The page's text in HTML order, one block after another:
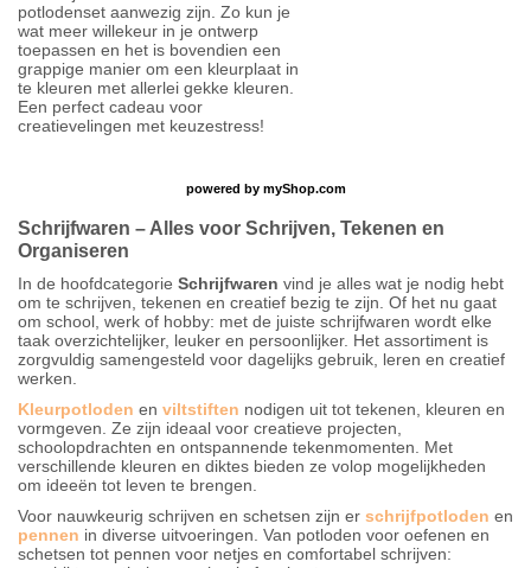
potlodenset aanwezig zijn. Zo kun je
wat meer willekeur in je ontwerp
toepassen en het is bovendien een
grappige manier om een kleurplaat in
te kleuren met allerlei gekke kleuren.
Een perfect cadeau voor
creatievelingen met keuzestress!
powered by myShop.com
Schrijfwaren – Alles voor Schrijven, Tekenen en
Organiseren
In de hoofdcategorie Schrijfwaren vind je alles wat je nodig hebt
om te schrijven, tekenen en creatief bezig te zijn. Of het nu gaat
om school, werk of hobby: met de juiste schrijfwaren wordt elke
taak overzichtelijker, leuker en persoonlijker. Het assortiment is
zorgvuldig samengesteld voor dagelijks gebruik, leren en creatief
werken.
Kleurpotloden en viltstiften nodigen uit tot tekenen, kleuren en
vormgeven. Ze zijn ideaal voor creatieve projecten,
schoolopdrachten en ontspannende tekenmomenten. Met
verschillende kleuren en diktes bieden ze volop mogelijkheden
om ideeën tot leven te brengen.
Voor nauwkeurig schrijven en schetsen zijn er schrijfpotloden en
pennen in diverse uitvoeringen. Van potloden voor oefenen en
schetsen tot pennen voor netjes en comfortabel schrijven: